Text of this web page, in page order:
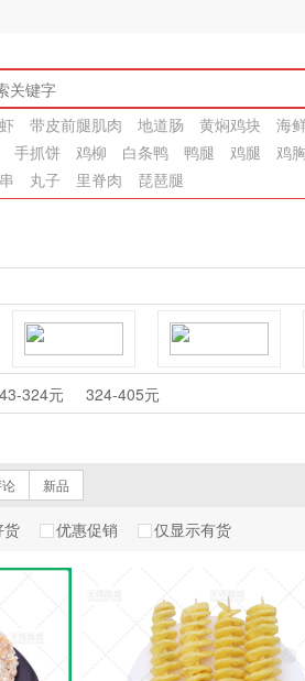
虾 带皮前腿肌肉 地道肠 黄焖鸡块 海
手抓饼
鸡柳 白条鸭 鸭腿 鸡腿 鸡胸
串
丸子 里脊肉 琵琶腿
好又香 吉康宝
大用
安味佳
百聚源
324元 324-405元
新品
货 优惠促销 仅显示有货